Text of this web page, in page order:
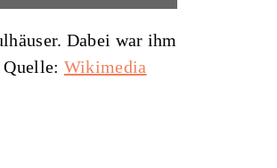
Dabei war ihm
Quelle: Wikimedia